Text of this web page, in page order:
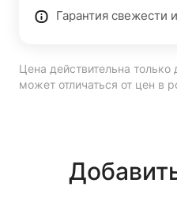
Гарантия свежести
Цена действительна только
может отличаться от цен в